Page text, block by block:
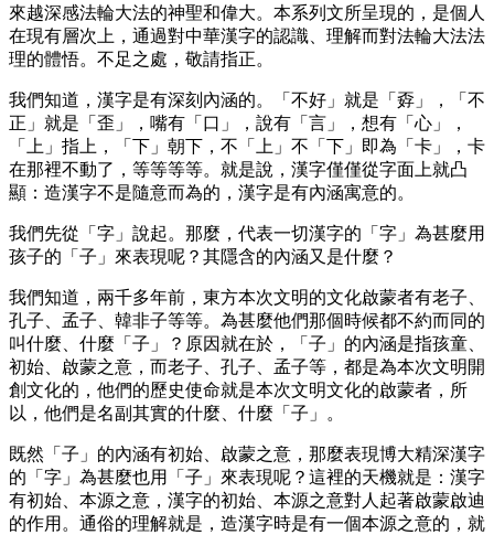
來越深感法輪大法的神聖和偉大。本系列文所呈現的，是個人
在現有層次上，通過對中華漢字的認識、理解而對法輪大法法
理的體悟。不足之處，敬請指正。
我們知道，漢字是有深刻內涵的。「不好」就是「孬」，「不
正」就是「歪」，嘴有「口」，說有「言」，想有「心」，
「上」指上，「下」朝下，不「上」不「下」即為「卡」，卡
在那裡不動了，等等等等。就是說，漢字僅僅從字面上就凸
顯：造漢字不是隨意而為的，漢字是有內涵寓意的。
我們先從「字」說起。那麼，代表一切漢字的「字」為甚麼用
孩子的「子」來表現呢？其隱含的內涵又是什麼？
我們知道，兩千多年前，東方本次文明的文化啟蒙者有老子、
孔子、孟子、韓非子等等。為甚麼他們那個時候都不約而同的
叫什麼、什麼「子」？原因就在於，「子」的內涵是指孩童、
初始、啟蒙之意，而老子、孔子、孟子等，都是為本次文明開
創文化的，他們的歷史使命就是本次文明文化的啟蒙者，所
以，他們是名副其實的什麼、什麼「子」。
既然「子」的內涵有初始、啟蒙之意，那麼表現博大精深漢字
的「字」為甚麼也用「子」來表現呢？這裡的天機就是：漢字
有初始、本源之意，漢字的初始、本源之意對人起著啟蒙啟迪
的作用。通俗的理解就是，造漢字時是有一個本源之意的，就